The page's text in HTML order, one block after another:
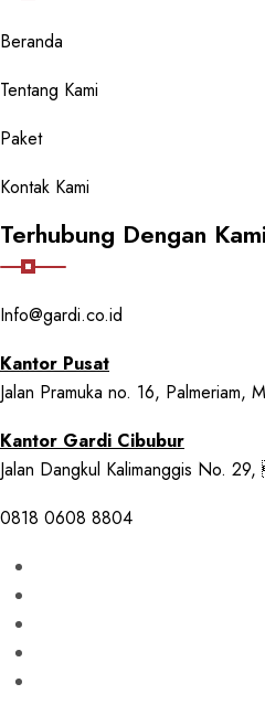
Beranda
Tentang Kami
Paket
Kontak Kami
Terhubung Dengan Kami
Info@gardi.co.id
Kantor Pusat
Jalan Pramuka no. 16, Palmeriam,
Kantor Gardi Cibubur
Jalan Dangkul Kalimanggis No.
0818 0608 8804